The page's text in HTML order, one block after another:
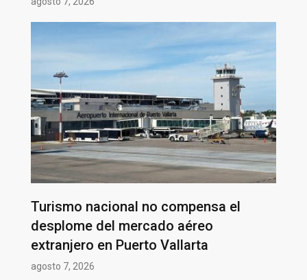
Turismo nacional no compensa el
desplome del mercado aéreo
extranjero en Puerto Vallarta
agosto 7, 2026